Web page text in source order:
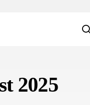
2025